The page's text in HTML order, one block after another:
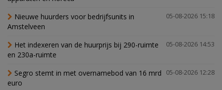
05-08-2026 15:18
Nieuwe huurders voor bedrijfsunits in
Amstelveen
05-08-2026 14:53
Het indexeren van de huurprijs bij 290-ruimte
en 230a-ruimte
05-08-2026 12:28
Segro stemt in met overnamebod van 16 mrd
euro